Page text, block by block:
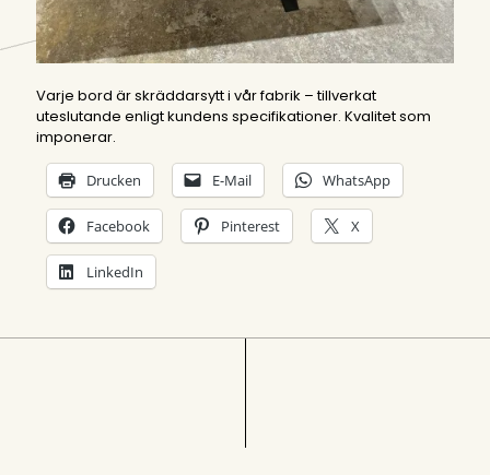
Varje bord är skräddarsytt i vår fabrik – tillverkat
uteslutande enligt kundens specifikationer. Kvalitet som
imponerar.
Drucken E-Mail WhatsApp
Facebook Pinterest X
LinkedIn